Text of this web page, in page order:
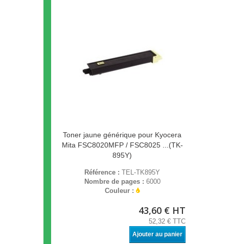
Toner jaune générique pour Kyocera
Mita FSC8020MFP / FSC8025 ...(TK-
895Y)
Référence : TEL-TK895Y
Nombre de pages : 6000
Couleur :
43,60 € HT
52,32 € TTC
Ajouter au panier